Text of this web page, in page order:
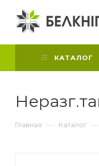
КАТАЛОГ
Главная — Каталог —